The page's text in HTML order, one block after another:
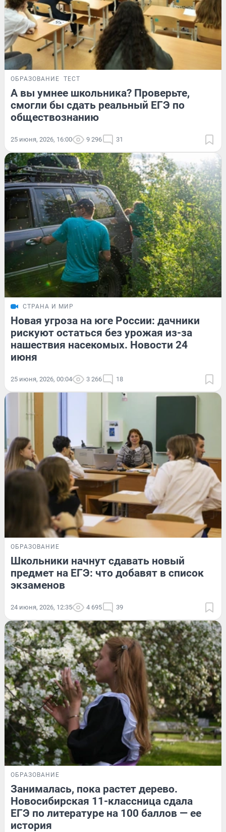
ОБРАЗОВАНИЕ ТЕСТ
А вы умнее школьника? Проверьте,
смогли бы сдать реальный ЕГЭ по
обществознанию
25 июня, 2026, 16:00 9 296 31
СТРАНА И МИР
Новая угроза на юге России: дачники
рискуют остаться без урожая из-за
нашествия насекомых. Новости 24
июня
25 июня, 2026, 00:04 3 266 18
ОБРАЗОВАНИЕ
Школьники начнут сдавать новый
предмет на ЕГЭ: что добавят в список
экзаменов
24 июня, 2026, 12:35 4 695 39
ОБРАЗОВАНИЕ
Занималась, пока растет дерево.
Новосибирская 11-классница сдала
ЕГЭ по литературе на 100 баллов — ее
история